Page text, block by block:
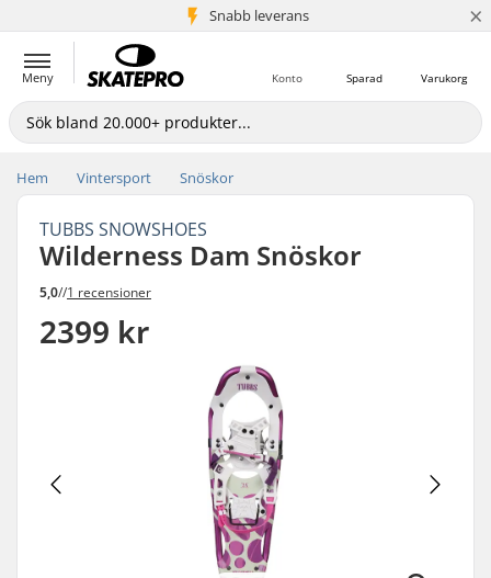
Snabb leverans
5+ milj. kunder ×
Meny Varukorg
Sparad
Konto
Hem Vintersport Snöskor
TUBBS SNOWSHOES
Wilderness Dam Snöskor
5,0//1 recensioner
2399 kr